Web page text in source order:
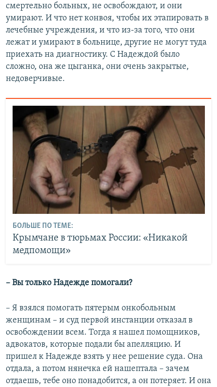
смертельно больных, не освобождают, и они
умирают. И что нет конвоя, чтобы их этапировать в
лечебные учреждения, и что из-за того, что они
лежат и умирают в больнице, другие не могут туда
приехать на диагностику. С Надеждой было
сложно, она же цыганка, они очень закрытые,
недоверчивые.
БОЛЬШЕ ПО ТЕМЕ:
Крымчане в тюрьмах России: «Никакой
медпомощи»
– Вы только Надежде помогали?
– Я взялся помогать пятерым онкобольным
женщинам – и суд первой инстанции отказал в
освобождении всем. Тогда я нашел помощников,
адвокатов, которые подали бы апелляцию. И
пришел к Надежде взять у нее решение суда. Она
отдала, а потом нянечка ей нашептала – зачем
отдаешь, тебе оно понадобится, а он потеряет. И она